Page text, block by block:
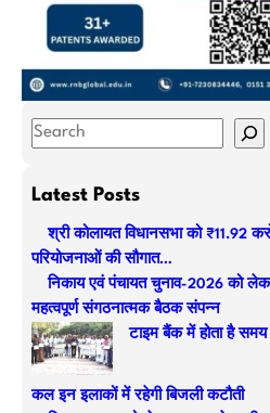
S
aLatest Posts
श्री कोलायत विधानसभा को ₹11.92
परियोजनाओं की सौगात…
निकाय एवं पंचायत चुनाव-2026 को
महत्वपूर्ण संगठनात्मक बैठक संपन्न
टाइम बैंक में होता है
कल इन इलाकों में रहेगी बिजली कटौती